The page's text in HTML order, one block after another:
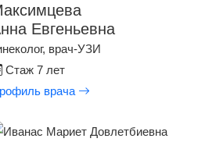
Евгеньевна
врач-УЗИ
Стаж 7 лет
врача